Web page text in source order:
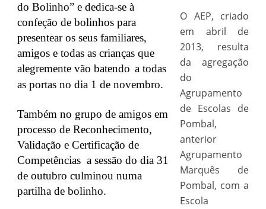
do Bolinho” e dedica-se à
confeção de bolinhos para
presentear os seus familiares,
amigos e todas as crianças que
alegremente vão batendo a todas
as portas no dia 1 de novembro.
Também no grupo de amigos em
processo de Reconhecimento,
Validação e Certificação de
Competências a sessão do dia 31
de outubro culminou numa
partilha de bolinho.
O AEP, criado
em abril de
2013, resulta
da agregação
do
Agrupamento
de Escolas de
Pombal,
anterior
Agrupamento
Marquês de
Pombal, com a
Escola